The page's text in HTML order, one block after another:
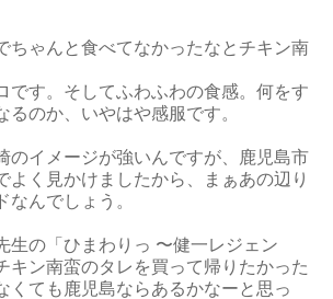
ちゃんと食べてなかったなとチキン南
です。そしてふわふわの食感。何をす
るのか、いやはや感服です。
のイメージが強いんですが、鹿児島市
よく見かけましたから、まぁあの辺り
なんでしょう。
生の「ひまわりっ 〜健一レジェン
キン南蛮のタレを買って帰りたかった
くても鹿児島ならあるかなーと思っ